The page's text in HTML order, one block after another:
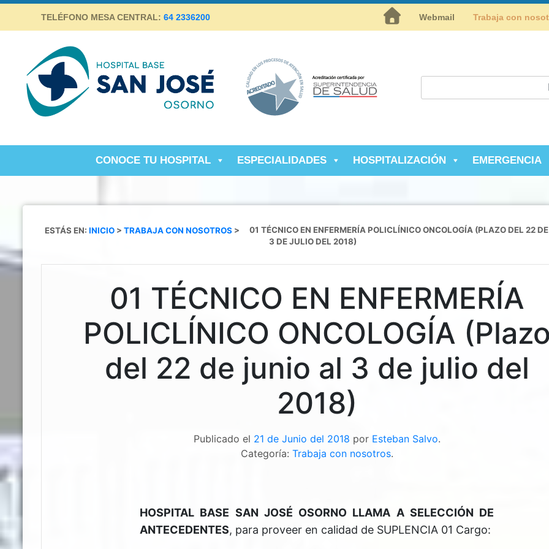
Skip
TELÉFONO MESA CENTRAL: 64 2336200 InicioWebmail Trabaja con
SALUD DE CALIDAD Y ALTA COMPLEJIDAD PARA LA
CONOCE TU HOSPITAL ESPECIALIDADES HOSPITALIZACIÓN EMERGENCIA
ESTÁS EN: INICIO > TRABAJA CON NOSOTROS>
01 TÉCNICO EN ENFERMERÍA POLICLÍNICO ONCOLOGÍA (PLAZO DEL 22
3 DE JULIO DEL 2018)
01 TÉCNICO EN ENFERMERÍA
POLICLÍNICO ONCOLOGÍA
del 22 de junio al 3 de julio del
2018)
Publicado el 21 de Junio del 2018 por Esteban Salvo.
Categoría: Trabaja con nosotros.
HOSPITAL BASE SAN JOSÉ OSORNO LLAMA A SELECCIÓN DE
ANTECEDENTES, para proveer en calidad de SUPLENCIA 01 Cargo: